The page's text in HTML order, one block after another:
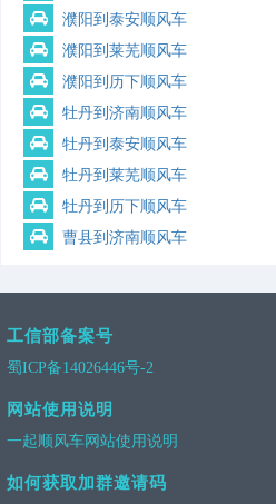
濮阳到泰安顺风车
濮阳到莱芜顺风车
濮阳到历下顺风车
牡丹到济南顺风车
牡丹到泰安顺风车
牡丹到莱芜顺风车
牡丹到历下顺风车
曹县到济南顺风车
工信部备案号
蜀ICP备14026446号-2
网站使用说明
一起顺风车网站使用说明
如何获取加群邀请码